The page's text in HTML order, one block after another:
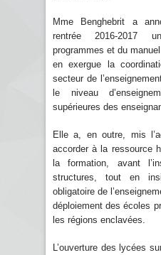
Mme Benghebrit a
rentrée 2016-2017
programmes et du
en exergue la
secteur de
le niveau
supérieures des
Elle a, en outre, mis
accorder à la ressource
la formation, avant
structures, tout en
obligatoire de
déploiement des écoles
les régions enclavées.
L’ouverture des lycées